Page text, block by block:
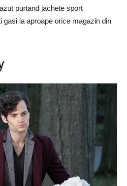
purtand jachete sport
gasi la aproape orice magazin din